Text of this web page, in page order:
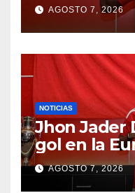
AGOSTO 7, 2026
NOTICIAS
Jhon Jader
gol en la
AGOSTO 7, 2026